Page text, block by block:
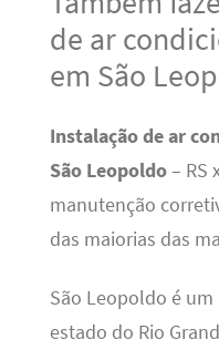
de ar
em São
Instalação de ar
São Leopoldo– RS
manutenção
das maiorias das
São Leopoldo é
estado do Rio